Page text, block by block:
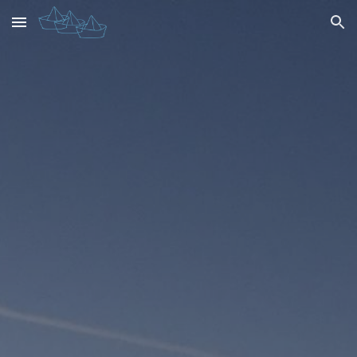
Skip to main content Skip to navigation